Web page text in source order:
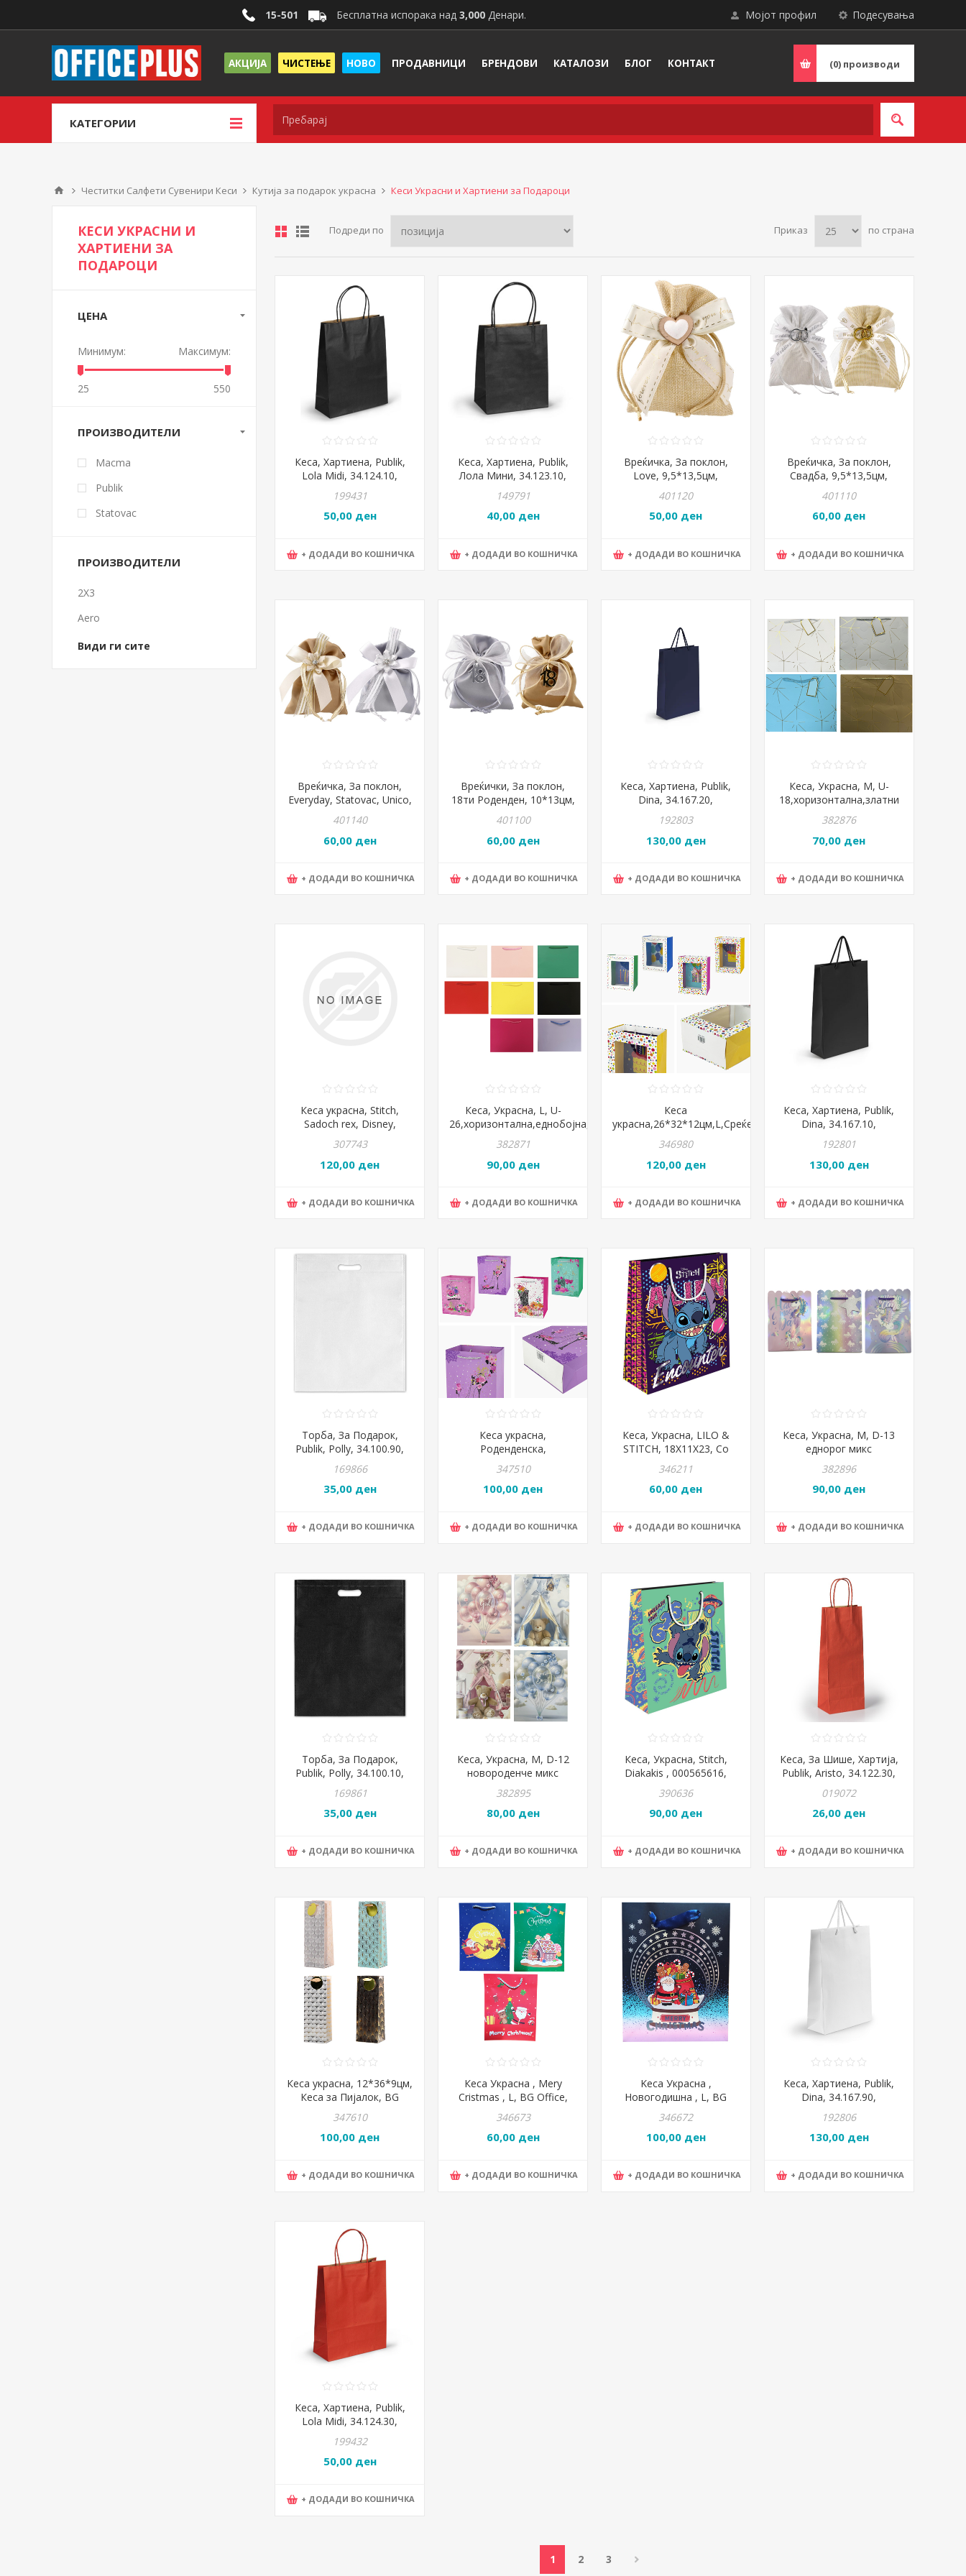
Подесувања
Мојот профил
15-501 Бесплатна испорака над 3,000 Денари.
АКЦИЈА ЧИСТЕЊЕ НОВО ПРОДАВНИЦИ БРЕНДОВИ КАТАЛОЗИ БЛОГ КОНТАКТ (0) производи
КАТЕГОРИИ
Честитки Салфети Сувенири Кеси Кутија за подарок украсна Кеси Украсни и Хартиени за Подароци
Подреди по Приказ по страна
Кеса, Хартиена, Publik,
Lola Midi, 34.124.10,
25*31*11цм, Црна
199431
50,00 ден
+ ДОДАДИ ВО КОШНИЧКА
Кеса, Хартиена, Publik,
Лола Мини, 34.123.10,
18*23*10цм, Црна
149791
40,00 ден
+ ДОДАДИ ВО КОШНИЧКА
Вреќичка, За поклон,
Love, 9,5*13,5цм,
Statovac, Unico, 712187
401120
50,00 ден
+ ДОДАДИ ВО КОШНИЧКА
Вреќичка, За поклон,
Свадба, 9,5*13,5цм,
Statovac, Unico, 712186,
Микс
401110
60,00 ден
+ ДОДАДИ ВО КОШНИЧКА
Вреќичка, За поклон,
Everyday, Statovac, Unico,
712189, Микс
401140
60,00 ден
+ ДОДАДИ ВО КОШНИЧКА
Вреќички, За поклон,
18ти Роденден, 10*13цм,
Statovac, Unico, 712185,
Микс
401100
60,00 ден
+ ДОДАДИ ВО КОШНИЧКА
Кеса, Хартиена, Publik,
Dina, 34.167.20,
24*38*9цм, Темно сина
192803
130,00 ден
+ ДОДАДИ ВО КОШНИЧКА
Кеса, Украсна, M, U-
18,хоризонтална,златни
линии,микс
382876
70,00 ден
+ ДОДАДИ ВО КОШНИЧКА
Кеса украсна, Stitch,
Sadoch rex, Disney,
WNA36 602H, 36*46*12цм
307743
120,00 ден
+ ДОДАДИ ВО КОШНИЧКА
Кеса, Украсна, L, U-
26,хоризонтална,еднобојна,микс
382871
90,00 ден
+ ДОДАДИ ВО КОШНИЧКА
Кеса
украсна,26*32*12цм,L,Среќен
Роденден,BG Office,BGHB
3089-2,Микс
346980
120,00 ден
+ ДОДАДИ ВО КОШНИЧКА
Кеса, Хартиена, Publik,
Dina, 34.167.10,
24*38*9цм, Црна
192801
130,00 ден
+ ДОДАДИ ВО КОШНИЧКА
Торба, За Подарок,
Publik, Polly, 34.100.90,
169866
35,00 ден
+ ДОДАДИ ВО КОШНИЧКА
Кеса украсна,
Роденденска,
BG Office, BG U 3062-2,
Микс
347510
100,00 ден
+ ДОДАДИ ВО КОШНИЧКА
Кеса, Украсна, LILO &
STITCH, 18X11X23, Со
000564062
346211
60,00 ден
+ ДОДАДИ ВО КОШНИЧКА
Кеса, Украсна, М, D-13
еднорог микс
382896
90,00 ден
+ ДОДАДИ ВО КОШНИЧКА
Торба, За Подарок,
Publik, Polly, 34.100.10,
169861
35,00 ден
+ ДОДАДИ ВО КОШНИЧКА
Кеса, Украсна, M, D-12
новороденче микс
382895
80,00 ден
+ ДОДАДИ ВО КОШНИЧКА
Кеса, Украсна, Stitch,
Diakakis , 000565616,
390636
90,00 ден
+ ДОДАДИ ВО КОШНИЧКА
Кеса, За Шише, Хартија,
Publik, Aristo, 34.122.30,
019072
26,00 ден
+ ДОДАДИ ВО КОШНИЧКА
Кеса украсна, 12*36*9цм,
Кеса за Пијалок, BG
Office, BG U 8644,Микс
347610
100,00 ден
+ ДОДАДИ ВО КОШНИЧКА
Кеса Украсна , Mery
Cristmas , L, BG Office,
241118-2
346673
60,00 ден
+ ДОДАДИ ВО КОШНИЧКА
Keса Украсна ,
Новогодишна , L, BG
Office, Mery Cristmas ,
241127-2
346672
100,00 ден
+ ДОДАДИ ВО КОШНИЧКА
Кеса, Хартиена, Publik,
Dina, 34.167.90,
24*38*9цм, Бела
192806
130,00 ден
+ ДОДАДИ ВО КОШНИЧКА
Кеса, Хартиена, Publik,
Lola Midi, 34.124.30,
25*31*11цм, Црвена
199432
50,00 ден
+ ДОДАДИ ВО КОШНИЧКА
1 2 3
КЕСИ УКРАСНИ И
ХАРТИЕНИ ЗА
ПОДАРОЦИ
ЦЕНА
Минимум: Максимум:
25 550
ПРОИЗВОДИТЕЛИ
Macma
Publik
Statovac
ПРОИЗВОДИТЕЛИ
2X3
Aero
Види ги сите